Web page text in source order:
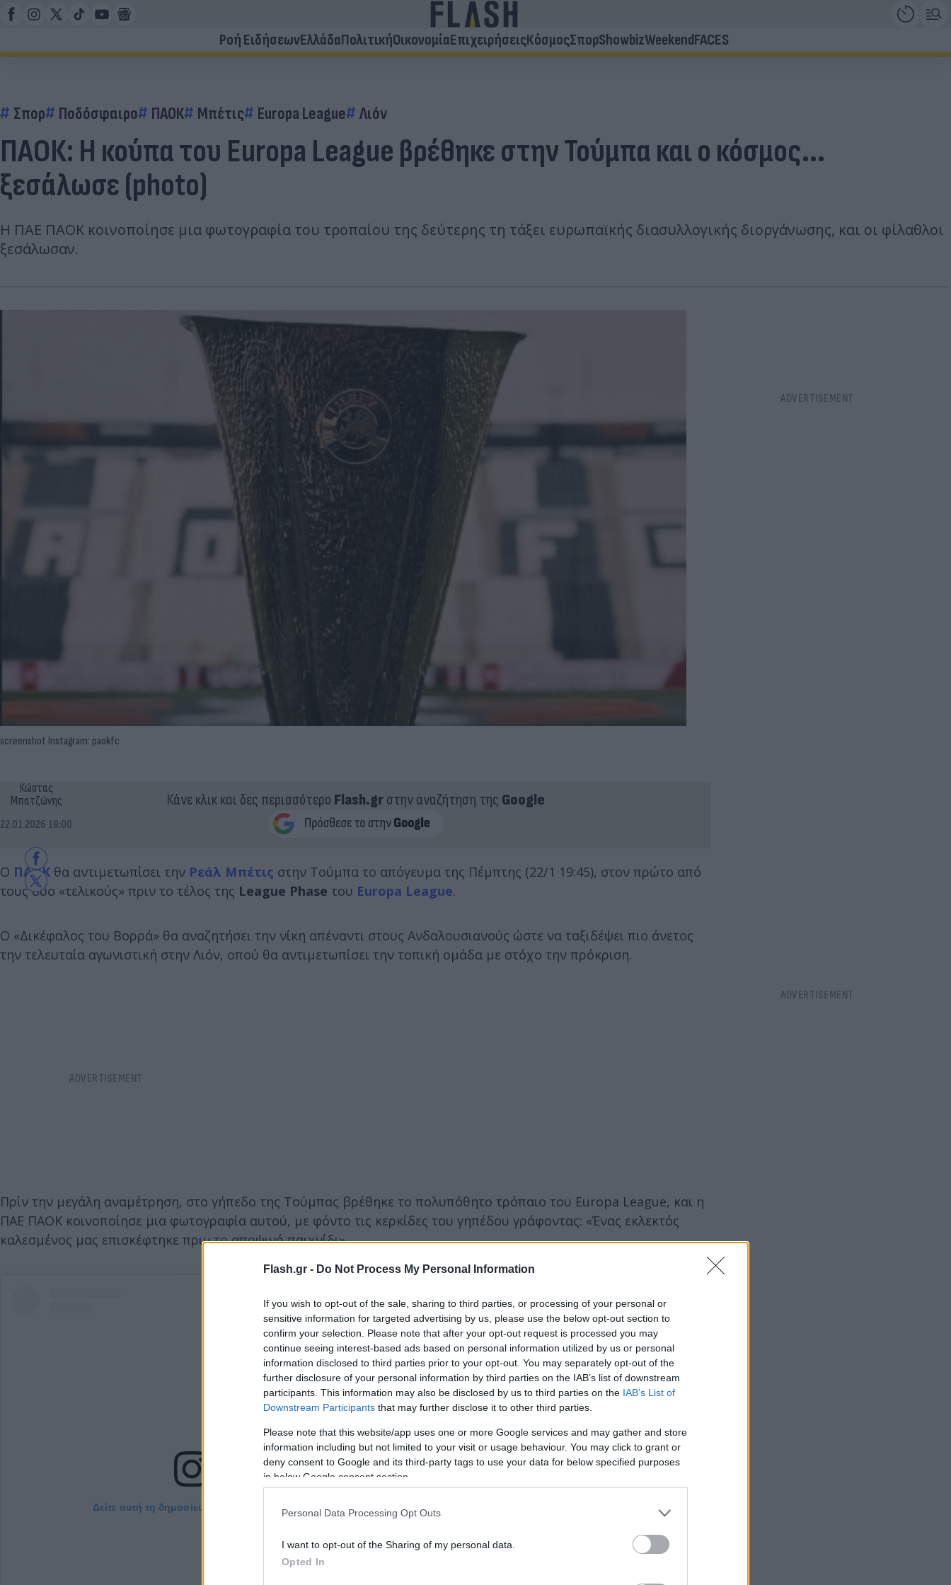
Flash.gr - Do Not Process My Personal Information
If you wish to opt-out of the sale, sharing to third parties, or processing of your personal or
sensitive information for targeted advertising by us, please use the below opt-out section to
confirm your selection. Please note that after your opt-out request is processed you may
continue seeing interest-based ads based on personal information utilized by us or personal
information disclosed to third parties prior to your opt-out. You may separately opt-out of the
further disclosure of your personal information by third parties on the IAB’s list of downstream
participants. This information may also be disclosed by us to third parties on the IAB’s List of
Downstream Participants that may further disclose it to other third parties.
Please note that this website/app uses one or more Google services and may gather and store
information including but not limited to your visit or usage behaviour. You may click to grant or
deny consent to Google and its third-party tags to use your data for below specified purposes
in below Google consent section.
Personal Data Processing Opt Outs
I want to opt-out of the Sharing of my personal data.
Opted In
Ροή ΕιδήσεωνΕλλάδαΠολιτικήΟικονομίαΕπιχειρήσειςΚόσμοςΣπορShowbizWeekendFACES
Σπορ Ποδόσφαιρο ΠΑΟΚ Μπέτις Europa League Λιόν
ΠΑΟΚ: Η κούπα του Europa League βρέθηκε στην Τούμπα και ο κόσμος...
ξεσάλωσε (photo)
Η ΠΑΕ ΠΑΟΚ κοινοποίησε μια φωτογραφία του τροπαίου της δεύτερης τη τάξει ευρωπαϊκής διασυλλογικής διοργάνωσης, και οι φίλαθλοι
ξεσάλωσαν.
screenshot Instagram: paokfc
Κώστας
Μπατζώνης
22.01.2026 18:00
Κάνε κλικ και δες περισσότερο Flash.grστην αναζήτηση της Google
Ο ΠΑΟΚ θα αντιμετωπίσει την Ρεάλ Μπέτις στην Τούμπα το απόγευμα της Πέμπτης (22/1 19:45), στον πρώτο από
τους δυο «τελικούς» πριν το τέλος της League Phase του Europa League.
Ο «Δικέφαλος του Βορρά» θα αναζητήσει την νίκη απέναντι στους Ανδαλουσιανούς ώστε να ταξιδέψει πιο άνετος
την τελευταία αγωνιστική στην Λιόν, οπού θα αντιμετωπίσει την τοπική ομάδα με στόχο την πρόκριση.
Πρίν την μεγάλη αναμέτρηση, στο γήπεδο της Τούμπας βρέθηκε το πολυπόθητο τρόπαιο του Europa League, και η
ΠΑΕ ΠΑΟΚ κοινοποίησε μια φωτογραφία αυτού, με φόντο τις κερκίδες του γηπέδου γράφοντας: «Ένας εκλεκτός
καλεσμένος μας επισκέφτηκε πριν το αποψινό παιχνίδι».
Δείτε αυτή τη δημοσίευση στο Instagram.